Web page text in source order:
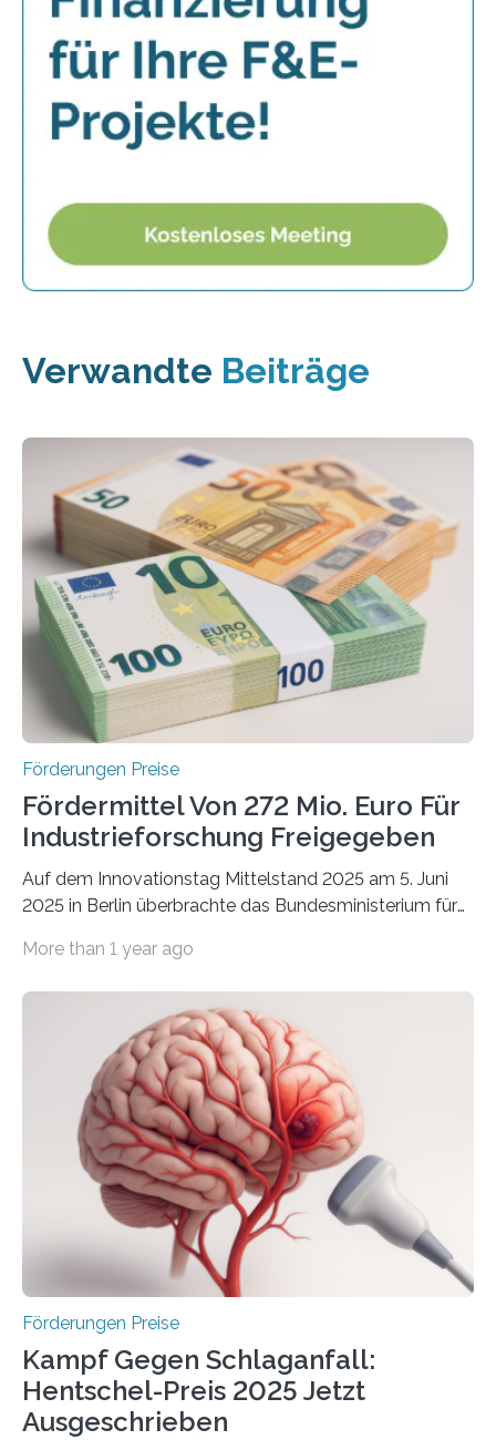
Verwandte Beiträge
Förderungen Preise
Fördermittel Von 272 Mio. Euro Für
Industrieforschung Freigegeben
Auf dem Innovationstag Mittelstand 2025 am 5. Juni
2025 in Berlin überbrachte das Bundesministerium für
Überplanmäßige Verpflichtungsermächtigungen in
Woche vom Haushaltsausschuss freigegeben – unter
anderem zur Unterstützung der
Industrieforschungsprogramme Industrielle
Gemeinschaftsforschung (IGF), Zentrales
Innovationsprogramm Mittelstand (ZIM) und
Innovationskompetenz INNO-KOM. Auf dem
Innovationstag Mittelstand 2025 am 5. Juni 2025 in
Berlin überbrachte das Bundesministerium für
Wirtschaft und Energie eine gute Nachricht:
Überplanmäßige Verpflichtungsermächtigungen in
More than 1 year ago
Förderungen Preise
Kampf Gegen Schlaganfall:
Hentschel-Preis 2025 Jetzt
Ausgeschrieben